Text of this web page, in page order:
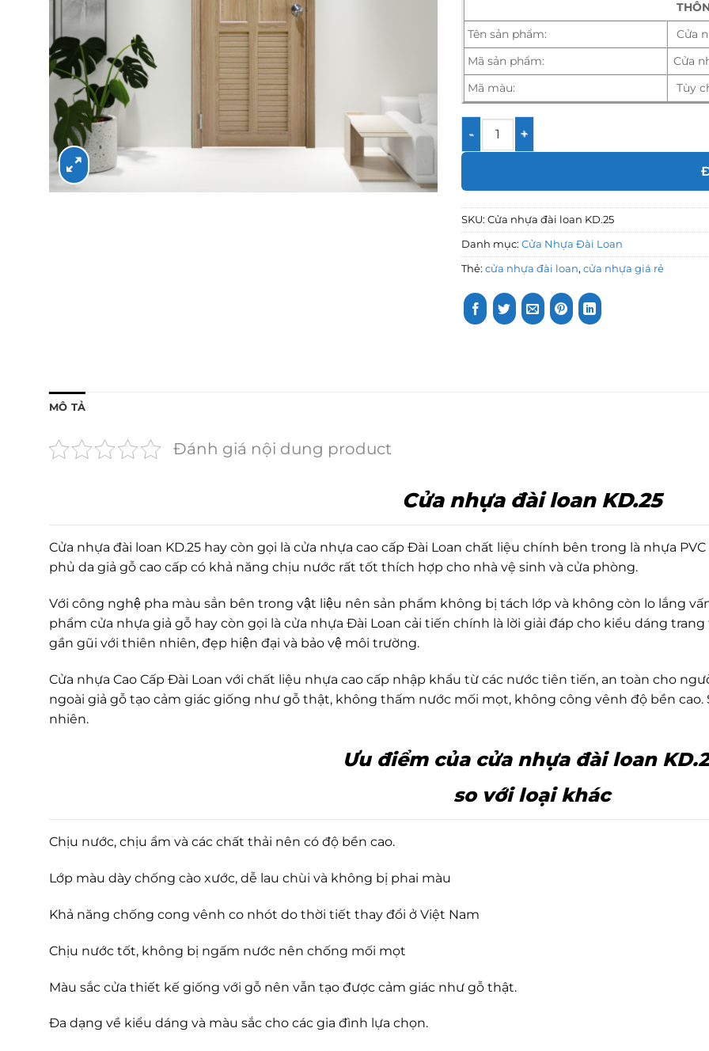
Tên sản phẩm:
Cửa
Mã sản phẩm:
Cửa
Mã màu:
Tùy
Cửa nhựa đài loan KD.25 số lượng
SKU: Cửa nhựa đài loan KD.25
Danh mục: Cửa Nhựa Đài Loan
Thẻ: cửa nhựa đài loan, cửa nhựa giá rẻ
MÔ TẢ
Đánh giá nội dung product
Cửa nhựa đài loan KD.25
Cửa nhựa đài loan KD.25 hay còn gọi là cửa nhựa cao cấp Đài Loan chất liệu chính bên trong là nhựa
phủ da giả gỗ cao cấp có khả năng chịu nước rất tốt thích hợp cho nhà vệ sinh và cửa phòng.
Với công nghệ pha màu sẳn bên trong vật liệu nên sản phẩm không bị tách lớp và không còn lo lắng
phẩm cửa nhựa giả gỗ hay còn gọi là cửa nhựa Đài Loan cải tiến chính là lời giải đáp cho kiểu dáng
gần gũi với thiên nhiên, đẹp hiện đại và bảo vệ môi trường.
Cửa nhựa Cao Cấp Đài Loan với chất liệu nhựa cao cấp nhập khẩu từ các nước tiên tiến, an toàn cho
ngoài giả gỗ tạo cảm giác giống như gỗ thật, không thấm nước mối mọt, không công vênh độ bền
nhiên.
Ưu điểm của cửa nhựa đài loan
so với loại khác
Chịu nước, chịu ẩm và các chất thải nên có độ bền cao.
Lớp màu dày chống cào xước, dễ lau chùi và không bị phai màu
Khả năng chống cong vênh co nhót do thời tiết thay đổi ở Việt Nam
Chịu nước tốt, không bị ngấm nước nên chống mối mọt
Màu sắc cửa thiết kế giống với gỗ nên vẫn tạo được cảm giác như gỗ thật.
Đa dạng về kiểu dáng và màu sắc cho các gia đình lựa chọn.